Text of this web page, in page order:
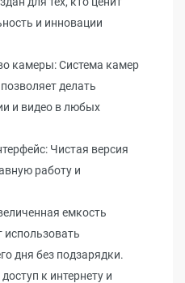
и инновации
камеры: Система камер
делать
и видео в любых
Чистая версия
работу и
емкость
использовать
дня без подзарядки.
к интернету и